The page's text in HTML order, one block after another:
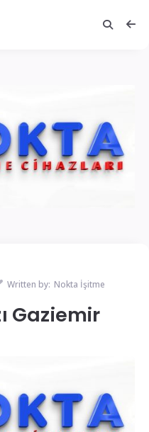
Written by: Nokta İşitme
Gaziemir